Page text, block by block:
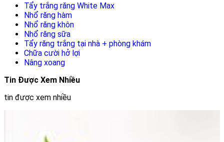
Tẩy trắng răng White Max
Nhổ răng hàm
Nhổ răng khôn
Nhổ răng sữa
Tẩy răng trắng tại nhà + phòng khám
Chữa cười hở lợi
Nâng xoang
Tin Được Xem Nhiều
tin được xem nhiều